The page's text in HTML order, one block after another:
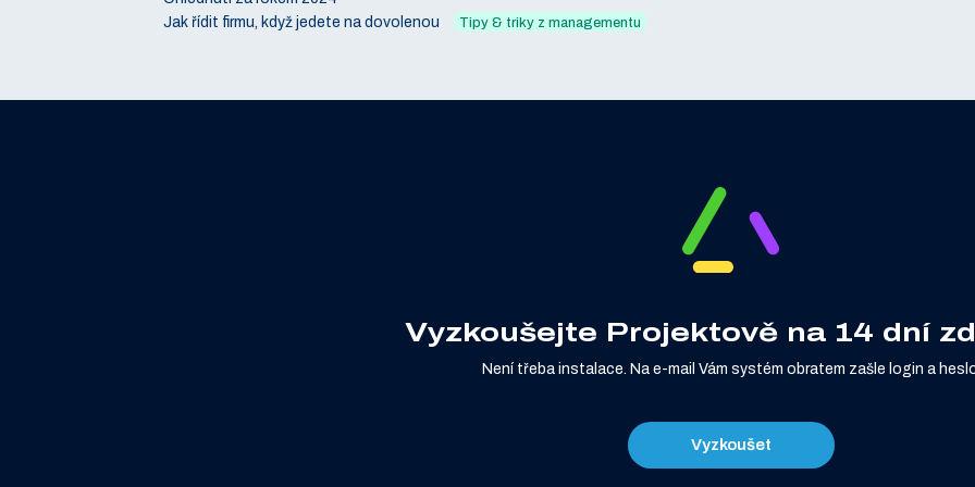
Jak řídit firmu, když jedete na dovolenou
Tipy & triky z managementu
Vyzkoušejte Projektově na 14 dní
Není třeba instalace. Na e-mail Vám systém obratem zašle login a
Vyzkoušet